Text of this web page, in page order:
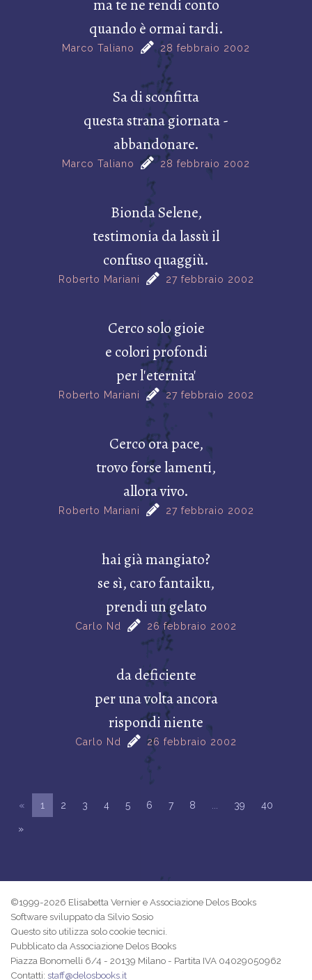
ma te ne rendi conto
quando è ormai tardi.
Marco Taliano 28 febbraio 2002
Sa di sconfitta
questa strana giornata -
abbandonare.
Marco Taliano 28 febbraio 2002
Bionda Selene,
testimonia da lassù il
confuso quaggiù.
Roberto Mariani 27 febbraio 2002
Cerco solo gioie
e colori profondi
per l'eternita'
Roberto Mariani 27 febbraio 2002
Cerco ora pace,
trovo forse lamenti,
allora vivo.
Roberto Mariani 27 febbraio 2002
hai già mangiato?
se sì, caro fantaiku,
prendi un gelato
Carlo Nd 26 febbraio 2002
da deficiente
per una volta ancora
rispondi niente
Carlo Nd 26 febbraio 2002
« 1 2 3 4 5 6 7 8 39 40
»
©1999-2026 Elisabetta Vernier e Associazione Delos Books
Software sviluppato da Silvio Sosio
Questo sito utilizza solo cookie tecnici.
Pubblicato da Associazione Delos Books
Piazza Bonomelli 6/4 - 20139 Milano - Partita IVA 04029050962
Contatti: staff@delosbooks.it